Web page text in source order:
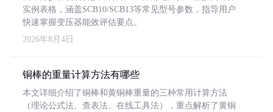
实例表格，涵盖SCB10/SCB13等常见型号参数，指导用户
快速掌握变压器能效评估要点。
2026年8月4日
铜棒的重量计算方法有哪些
本文详细介绍了铜棒和黄铜棒重量的三种常用计算方法
（理论公式法、查表法、在线工具法），重点解析了黄铜